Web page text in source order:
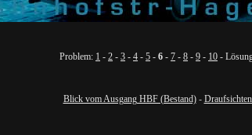
Problem: 1 - 2 - 3 - 4 - 5 - 6 - 7 - 8 - 9 - 10 -
Blick vom Ausgang HBF (Bestand)-